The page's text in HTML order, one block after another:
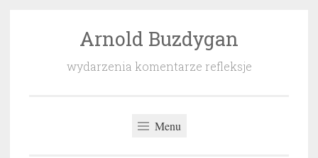
Arnold Buzdygan
wydarzenia komentarze refleksje
Menu